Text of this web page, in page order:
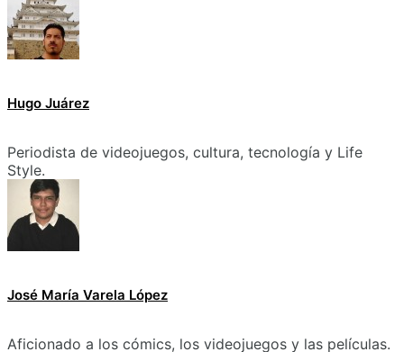
Hugo Juárez
Periodista de videojuegos, cultura, tecnología y Life
Style.
José María Varela López
Aficionado a los cómics, los videojuegos y las películas.